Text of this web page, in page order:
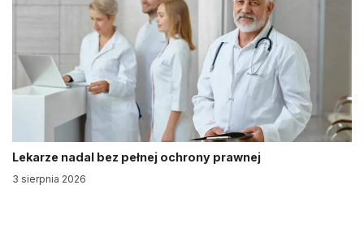
Lekarze nadal bez pełnej ochrony prawnej
3 sierpnia 2026